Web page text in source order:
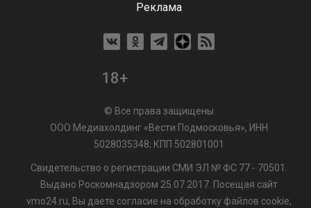
Реклама
18+
© Все права защищены
ООО Медиахолдинг «Вести Подмосковья», ИНН
5028035348; КПП 502801001
Свидетельство о регистрации СМИ ЭЛ № ФС 77 - 70501.
Выдано Роскомнадзором 25.07.2017. Посещая сайт
vmo24.ru, Вы даете согласие на обработку файлов cookie,